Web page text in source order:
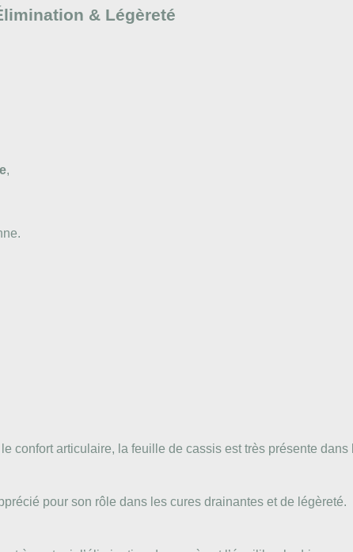
& Légèreté
,
confort articulaire, la feuille de cassis est très présente
pour son rôle dans les cures drainantes et de légèreté.